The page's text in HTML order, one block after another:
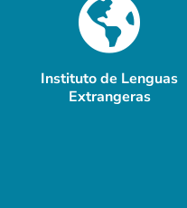
Instituto de Lenguas
Extrangeras